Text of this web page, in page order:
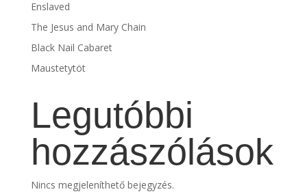
Enslaved
The Jesus and Mary Chain
Black Nail Cabaret
Maustetytöt
Legutóbbi
hozzászólások
Nincs megjeleníthető bejegyzés.